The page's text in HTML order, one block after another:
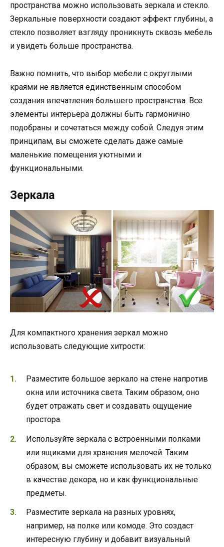
пространства можно использовать зеркала и стекло.
Зеркальные поверхности создают эффект глубины, а
стекло позволяет взгляду проникнуть сквозь мебель
и увидеть больше пространства.
Важно помнить, что выбор мебели с округлыми
краями не является единственным способом
создания впечатления большего пространства. Все
элементы интерьера должны быть гармонично
подобраны и сочетаться между собой. Следуя этим
принципам, вы сможете сделать даже самые
маленькие помещения уютными и
функциональными.
Зеркала
Для компактного хранения зеркал можно
использовать следующие хитрости:
Разместите большое зеркало на стене напротив
окна или источника света. Таким образом, оно
будет отражать свет и создавать ощущение
простора.
Используйте зеркала с встроенными полками
или ящиками для хранения мелочей. Таким
образом, вы сможете использовать их не только
в качестве декора, но и как функциональные
предметы.
Разместите зеркала на разных уровнях,
например, на полке или комоде. Это создаст
интересную глубину и добавит визуальный